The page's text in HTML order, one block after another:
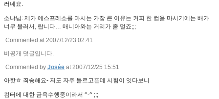
러네요.
소냐님: 제가 에스프레소를 마시는 가장 큰 이유는 커피 한 컵을 마시기에는 배가
너무 불러서, 랍니다… 매니아와는 거리가 좀 멀죠;;;
Commented at 2007/12/23 02:41
비공개 덧글입니다.
Commented by Josée at 2007/12/25 15:51
아핫ㅎ 죄송해요- 저도 자주 들르고픈데 시험이 잇다보니
컴터에 대한 금욕수행중이라서 ^-^ ;;;